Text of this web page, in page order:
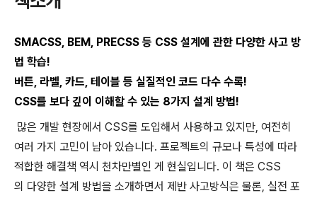
SMACSS, BEM, PRECSS 등 CSS 설계에 관한 다양한 사고 방
법 학습!
버튼, 라벨, 카드, 테이블 등 실질적인 코드 다수 수록!
CSS를 보다 깊이 이해할 수 있는 8가지 설계 방법!
많은 개발 현장에서 CSS를 도입해서 사용하고 있지만, 여전히
여러 가지 고민이 남아 있습니다. 프로젝트의 규모나 특성에 따라
적합한 해결책 역시 천차만별인 게 현실입니다. 이 책은 CSS
의 다양한 설계 방법을 소개하면서 제반 사고방식은 물론, 실전 포